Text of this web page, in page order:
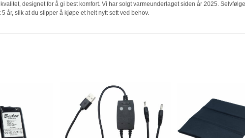
designet for å gi best komfort. Vi har solgt varmeunderlaget siden år 2025.
år, slik at du slipper å kjøpe et helt nytt sett ved behov.